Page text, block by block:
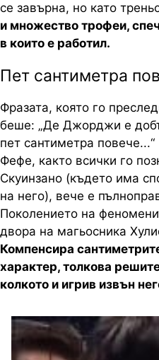
се завърна, но като
и множество трофеи,
в които е работил.
Пет сантиметра
Фразата, която го
беше: „Де Джорджи е
пет сантиметра повече...“
Фефе, както всички го
Скуинзано (където има
на него), вече е
Поколението на
двора на магьосника
Компенсира
характер, толкова
колкото и игрив извън